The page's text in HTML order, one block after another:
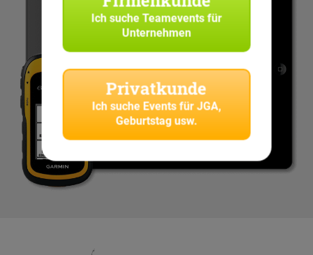
Ich sucheTeamevents für
Unternehmen
Privatkunde
Ich suche Events für JGA,
Geburtstag usw.